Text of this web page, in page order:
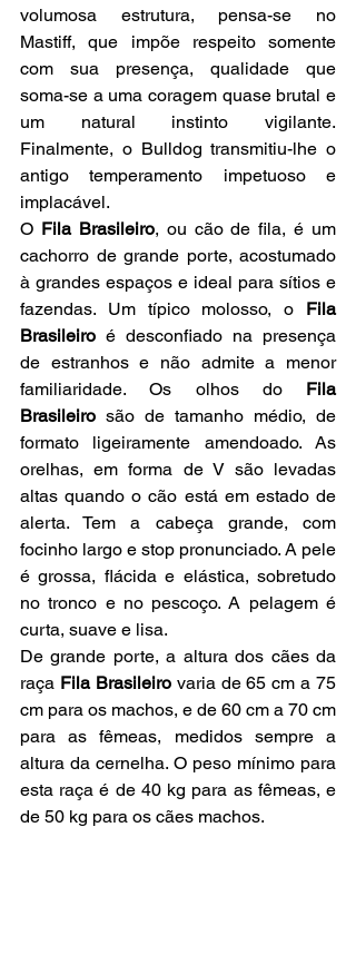
volumosa estrutura, pensa-se no
Mastiff, que impõe respeito somente
com sua presença, qualidade que
soma-se a uma coragem quase brutal e
um natural instinto vigilante.
Finalmente, o Bulldog transmitiu-lhe o
antigo temperamento impetuoso e
implacável.
O Fila Brasileiro, ou cão de fila, é um
cachorro de grande porte, acostumado
à grandes espaços e ideal para sítios e
fazendas. Um típico molosso, o Fila
Brasileiro é desconfiado na presença
de estranhos e não admite a menor
familiaridade. Os olhos do Fila
Brasileiro são de tamanho médio, de
formato ligeiramente amendoado. As
orelhas, em forma de V são levadas
altas quando o cão está em estado de
alerta. Tem a cabeça grande, com
focinho largo e stop pronunciado. A pele
é grossa, flácida e elástica, sobretudo
no tronco e no pescoço. A pelagem é
curta, suave e lisa.
De grande porte, a altura dos cães da
raça Fila Brasileiro varia de 65 cm a 75
cm para os machos, e de 60 cm a 70 cm
para as fêmeas, medidos sempre a
altura da cernelha. O peso mínimo para
esta raça é de 40 kg para as fêmeas, e
de 50 kg para os cães machos.